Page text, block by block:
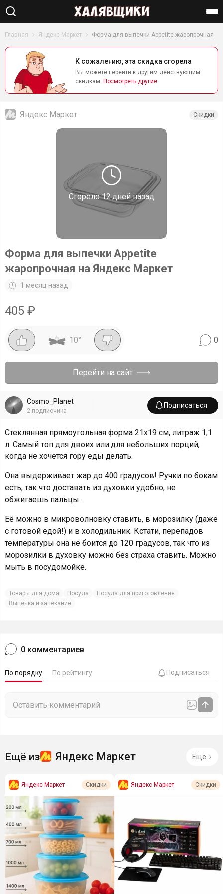
Найти
Главная Яндекс Маркет Форма для выпечки Appetite жаропрочная
К сожалению, эта скидка сгорела
Вы можете перейти к другим действующим
скидкам. Посмотреть другие
Сгорело12 дней назад
Яндекс Маркет Скидки
Форма для выпечки Appetite
жаропрочная на Яндекс Маркет
1 месяц назад
405 ₽
10° 0
Перейти на сайт
Cosmo_Planet
2 подписчика
Подписаться
Стеклянная прямоугольная форма 21х19 см, литраж 1,1
л. Самый топ для двоих или для небольших порций,
когда не хочется гору еды делать.
Она выдерживает жар до 400 градусов! Ручки по бокам
есть, так что доставать из духовки удобно, не
обжигаешь пальцы.
Её можно в микроволновку ставить, в морозилку (даже
с готовой едой!) и в холодильник. Кстати, перепадов
температуры она не боится до 120 градусов, так что из
морозилки в духовку можно без страха ставить. Можно
мыть в посудомойке.
Товары для дома Посуда
Посуда для приготовления
Выпечка и запекание
0 комментариев
По порядку По рейтингу Подписаться
Ещё из Яндекс Маркет Ещё
Яндекс Маркет Скидки Яндекс Маркет Скидки